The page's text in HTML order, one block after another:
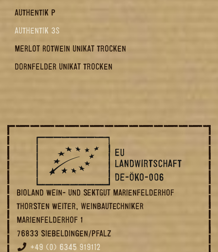
AUTHENTIK P
AUTHENTIK 3S
MERLOT ROTWEIN UNIKAT TROCKEN
DORNFELDER UNIKAT TROCKEN
BIOLAND WEIN- UND SEKTGUT MARIENFELDERHOF
THORSTEN WEITER, WEINBAUTECHNIKER
MARIENFELDERHOF 1
76833 SIEBELDINGEN/PFALZ
+49 (0) 6345 919112